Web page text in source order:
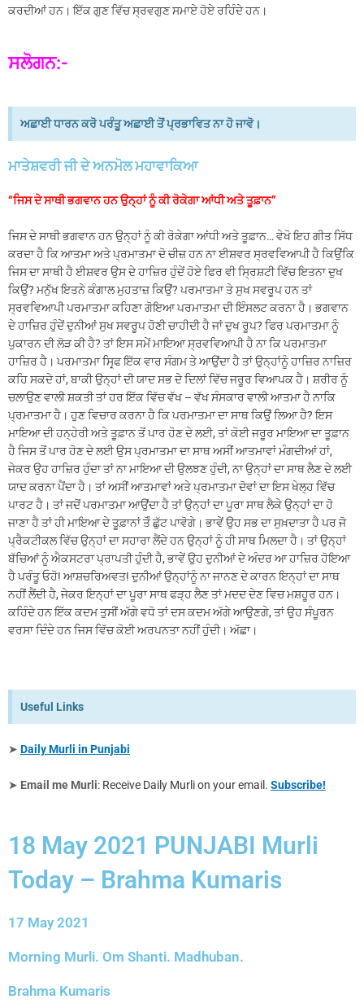
ਕਰਦੀਆਂ ਹਨ। ਇੱਕ ਗੁਣ ਵਿੱਚ ਸ੍ਰਵਗੁਣ ਸਮਾਏ ਹੋਏ ਰਹਿੰਦੇ ਹਨ।
ਸਲੋਗਨ:-
ਅਛਾਈ ਧਾਰਨ ਕਰੋ ਪਰੰਤੂ ਅਛਾਈ ਤੋਂ ਪ੍ਰਭਾਵਿਤ ਨਾ ਹੋ ਜਾਵੋ।
ਮਾਤੇਸ਼ਵਰੀ ਜੀ ਦੇ ਅਨਮੋਲ ਮਹਾਵਾਕਿਆ
“ਜਿਸ ਦੇ ਸਾਥੀ ਭਗਵਾਨ ਹਨ ਉਨ੍ਹਾਂ ਨੂੰ ਕੀ ਰੋਕੇਗਾ ਆਂਧੀ ਅਤੇ ਤੂਫ਼ਾਨ”
ਜਿਸ ਦੇ ਸਾਥੀ ਭਗਵਾਨ ਹਨ ਉਨ੍ਹਾਂ ਨੂੰ ਕੀ ਰੋਕੇਗਾ ਆਂਧੀ ਅਤੇ ਤੂਫ਼ਾਨ… ਵੇਖੋ ਇਹ ਗੀਤ ਸਿੱਧ
ਕਰਦਾ ਹੈ ਕਿ ਆਤਮਾ ਅਤੇ ਪ੍ਰਮਾਤਮਾ ਦੋ ਚੀਜ਼ ਹਨ ਨਾ ਈਸ਼ਵਰ ਸ੍ਰਵਵਿਆਪੀ ਹੈ ਕਿਉਂਕਿ
ਜਿਸ ਦਾ ਸਾਥੀ ਹੈ ਈਸ਼ਵਰ ਉਸ ਦੇ ਹਾਜ਼ਿਰ ਹੁੰਦੇਂ ਹੋਏ ਫਿਰ ਵੀ ਸ੍ਰਿਸ਼ਟੀ ਵਿੱਚ ਇਤਨਾ ਦੁਖ
ਕਿਉਂ? ਮਨੁੱਖ ਇਤਨੇ ਕੰਗਾਲ ਮੁਹਤਾਜ਼ ਕਿਉਂ? ਪਰਮਾਤਮਾ ਤੇ ਸੁਖ ਸਵਰੂਪ ਹਨ ਤਾਂ
ਸ੍ਰਵਵਿਆਪੀ ਪਰਮਾਤਮਾ ਕਹਿਣਾ ਗੋਇਆ ਪਰਮਾਤਮਾ ਦੀ ਇੰਸਲਟ ਕਰਨਾ ਹੈ। ਭਗਵਾਨ
ਦੇ ਹਾਜ਼ਿਰ ਹੁੰਦੇਂ ਦੁਨੀਆਂ ਸੁਖ ਸਵਰੂਪ ਹੋਣੀ ਚਾਹੀਦੀ ਹੈ ਜਾਂ ਦੁਖ ਰੂਪ? ਫਿਰ ਪਰਮਾਤਮਾ ਨੂੰ
ਪੁਕਾਰਨ ਦੀ ਲੋੜ ਕੀ ਹੈ? ਤਾਂ ਇਸ ਸਮੇਂ ਮਾਇਆ ਸ੍ਰਵਵਿਆਪੀ ਹੈ ਨਾ ਕਿ ਪਰਮਾਤਮਾ
ਹਾਜ਼ਿਰ ਹੈ। ਪਰਮਾਤਮਾ ਸਿਰ੍ਫ ਇੱਕ ਵਾਰ ਸੰਗਮ ਤੇ ਆਉਂਦਾ ਹੈ ਤਾਂ ਉਨ੍ਹਾਂਨੂੰ ਹਾਜ਼ਿਰ ਨਾਜ਼ਿਰ
ਕਹਿ ਸਕਦੇ ਹਾਂ, ਬਾਕੀ ਉਨ੍ਹਾਂ ਦੀ ਯਾਦ ਸਭ ਦੇ ਦਿਲਾਂ ਵਿੱਚ ਜਰੂਰ ਵਿਆਪਕ ਹੈ। ਸ਼ਰੀਰ ਨੂੰ
ਚਲਾਉਣ ਵਾਲੀ ਸ਼ਕਤੀ ਤਾਂ ਹਰ ਇੱਕ ਵਿੱਚ ਵੱਖ – ਵੱਖ ਸੰਸਕਾਰ ਵਾਲੀ ਆਤਮਾ ਹੈ ਨਾਕਿ
ਪ੍ਰਮਾਤਮਾ ਹੈ। ਹੁਣ ਵਿਚਾਰ ਕਰਨਾ ਹੈ ਕਿ ਪਰਮਾਤਮਾ ਦਾ ਸਾਥ ਕਿਉਂ ਲਿਆ ਹੈ? ਇਸ
ਮਾਇਆ ਦੀ ਹਨ੍ਹੇਰੀ ਅਤੇ ਤੂਫ਼ਾਨ ਤੋਂ ਪਾਰ ਹੋਣ ਦੇ ਲਈ, ਤਾਂ ਕੋਈ ਜਰੂਰ ਮਾਇਆ ਦਾ ਤੂਫ਼ਾਨ
ਹੈ ਜਿਸ ਤੋਂ ਪਾਰ ਹੋਣ ਦੇ ਲਈ ਉਸ ਪ੍ਰਮਾਤਮਾ ਦਾ ਸਾਥ ਅਸੀਂ ਆਤਮਾਵਾਂ ਮੰਗਦੀਆਂ ਹਾਂ,
ਜੇਕਰ ਉਹ ਹਾਜ਼ਿਰ ਹੁੰਦਾ ਤਾਂ ਨਾ ਮਾਇਆ ਦੀ ਉਲਝਣ ਹੁੰਦੀ, ਨਾ ਉਨ੍ਹਾਂ ਦਾ ਸਾਥ ਲੈਣ ਦੇ ਲਈ
ਯਾਦ ਕਰਨਾ ਪੈਂਦਾ ਹੈ। ਤਾਂ ਅਸੀਂ ਆਤਮਾਵਾਂ ਅਤੇ ਪ੍ਰਮਾਤਮਾ ਦੋਵਾਂ ਦਾ ਇਸ ਖੇਲ੍ਹ ਵਿੱਚ
ਪਾਰਟ ਹੈ। ਤਾਂ ਜਦੋਂ ਪਰਮਾਤਮਾ ਆਉਂਦਾ ਹੈ ਤਾਂ ਉਨ੍ਹਾਂ ਦਾ ਪੂਰਾ ਸਾਥ ਲੈਕੇ ਉਨ੍ਹਾਂ ਦਾ ਹੋ
ਜਾਣਾ ਹੈ ਤਾਂ ਹੀ ਮਾਇਆ ਦੇ ਤੂਫ਼ਾਨਾਂ ਤੋੰ ਛੁੱਟ ਪਾਵੋਗੇ। ਭਾਵੇਂ ਉਹ ਸਭ ਦਾ ਸੁਖ਼ਦਾਤਾ ਹੈ ਪਰ ਜੋ
ਪ੍ਰੈਕਟੀਕਲ ਵਿੱਚ ਉਨ੍ਹਾਂ ਦਾ ਸਹਾਰਾ ਲੈਂਦੇ ਹਨ ਉਨ੍ਹਾਂ ਨੂੰ ਹੀ ਸਾਥ ਮਿਲਦਾ ਹੈ। ਤਾਂ ਉਨ੍ਹਾਂ
ਬੱਚਿਆਂ ਨੂੰ ਐਕਸਟਰਾ ਪ੍ਰਾਪਤੀ ਹੁੰਦੀ ਹੈ, ਭਾਵੇਂ ਉਹ ਦੁਨੀਆਂ ਦੇ ਅੰਦਰ ਆ ਹਾਜ਼ਿਰ ਹੋਇਆ
ਹੈ ਪਰੰਤੂ ਓਹੋ! ਆਸ਼ਚਰਿਅਵਤ! ਦੁਨੀਆਂ ਉਨ੍ਹਾਂਨੂੰ ਨਾ ਜਾਨਣ ਦੇ ਕਾਰਨ ਇਨ੍ਹਾਂ ਦਾ ਸਾਥ
ਨਹੀਂ ਲੈਂਦੀ ਹੈ, ਜੇਕਰ ਇਨ੍ਹਾਂ ਦਾ ਪੂਰਾ ਸਾਥ ਫੜ੍ਹ ਲੈਣ ਤਾਂ ਮਦਦ ਦੇਣ ਵਿਚ ਮਸ਼ਹੂਰ ਹਨ।
ਕਹਿੰਦੇ ਹਨ ਇੱਕ ਕਦਮ ਤੁਸੀਂ ਅੱਗੇ ਵਧੋ ਤਾਂ ਦਸ ਕਦਮ ਅੱਗੇ ਆਉਣਗੇ, ਤਾਂ ਉਹ ਸੰਪੂਰਨ
ਵਰਸਾ ਦਿੰਦੇ ਹਨ ਜਿਸ ਵਿੱਚ ਕੋਈ ਅਰਪਨਤਾ ਨਹੀਂ ਹੁੰਦੀ। ਅੱਛਾ।
Useful Links
➤ Daily Murli in Punjabi
➤ Email me Murli: Receive Daily Murli on your email. Subscribe!
18 May 2021 PUNJABI Murli
Today – Brahma Kumaris
17 May 2021
Morning Murli. Om Shanti. Madhuban.
Brahma Kumaris